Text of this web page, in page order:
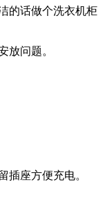
的话做个洗衣机柜
放问题。
插座方便充电。